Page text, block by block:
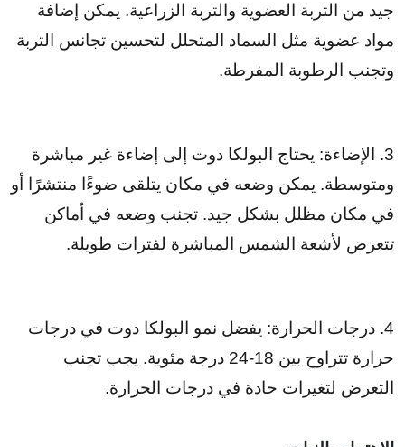
جيد من التربة العضوية والتربة الزراعية. يمكن إضافة
مواد عضوية مثل السماد المتحلل لتحسين تجانس التربة
وتجنب الرطوبة المفرطة.
3. الإضاءة: يحتاج البولكا دوت إلى إضاءة غير مباشرة
ومتوسطة. يمكن وضعه في مكان يتلقى ضوءًا منتشرًا أو
في مكان مظلل بشكل جيد. تجنب وضعه في أماكن
تتعرض لأشعة الشمس المباشرة لفترات طويلة.
4. درجات الحرارة: يفضل نمو البولكا دوت في درجات
حرارة تتراوح بين 18-24 درجة مئوية. يجب تجنب
التعرض لتغيرات حادة في درجات الحرارة.